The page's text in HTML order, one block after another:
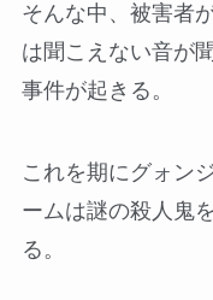
そんな中、被害者
は聞こえない音が
事件が起きる。
これを期にグォン
ームは謎の殺人鬼
る。